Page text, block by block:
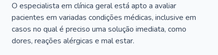
O especialista em clínica geral está apto a avaliar
pacientes em variadas condições médicas, inclusive em
casos no qual é preciso uma solução imediata, como
dores, reações alérgicas e mal estar.